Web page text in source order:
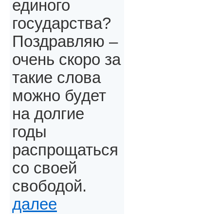
единого
государства?
Поздравляю –
очень скоро за
такие слова
можно будет
на долгие
годы
распрощаться
со своей
свободой.
далее